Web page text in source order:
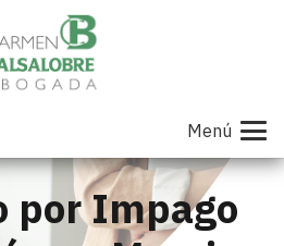
Menú
por Impago